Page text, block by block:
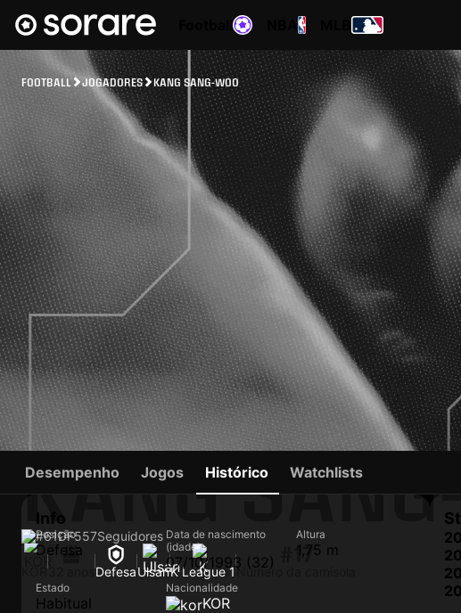
FOOTBALL JOGADORES KANG SANG-WOO
KANG
#61DF557Seguidores
DefesaUlsanK League 1
#17
Número da camisola
Desempenho Jogos Histórico Watchlists
Info
Posição
Defesa
Data de nascimento
(idade)
07/10/1993 (32)
Altura
1,75 m
Estado
Habitual
Nacionalidade
KOR